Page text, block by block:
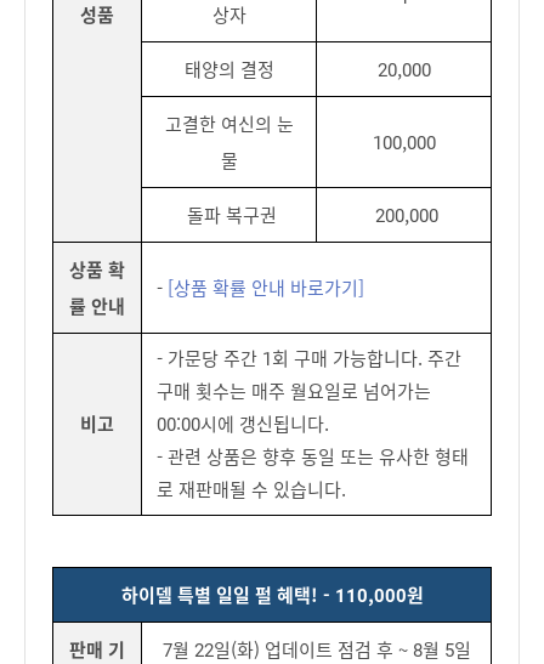
성품 상자
태양의 결정 20,000
고결한 여신의 눈
물
100,000
돌파 복구권 200,000
상품 확
률 안내
- [상품 확률 안내 바로가기]
비고
- 가문당 주간 1회 구매 가능합니다. 주간
구매 횟수는 매주 월요일로 넘어가는
00:00시에 갱신됩니다.
- 관련 상품은 향후 동일 또는 유사한 형태
로 재판매될 수 있습니다.
하이델 특별 일일 펄 혜택! - 110,000원
판매 기
7월 22일(화) 업데이트 점검 후 ~ 8월 5일